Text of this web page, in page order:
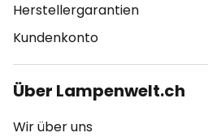
Herstellergarantien
Kundenkonto
Über Lampenwelt.ch
Wir über uns